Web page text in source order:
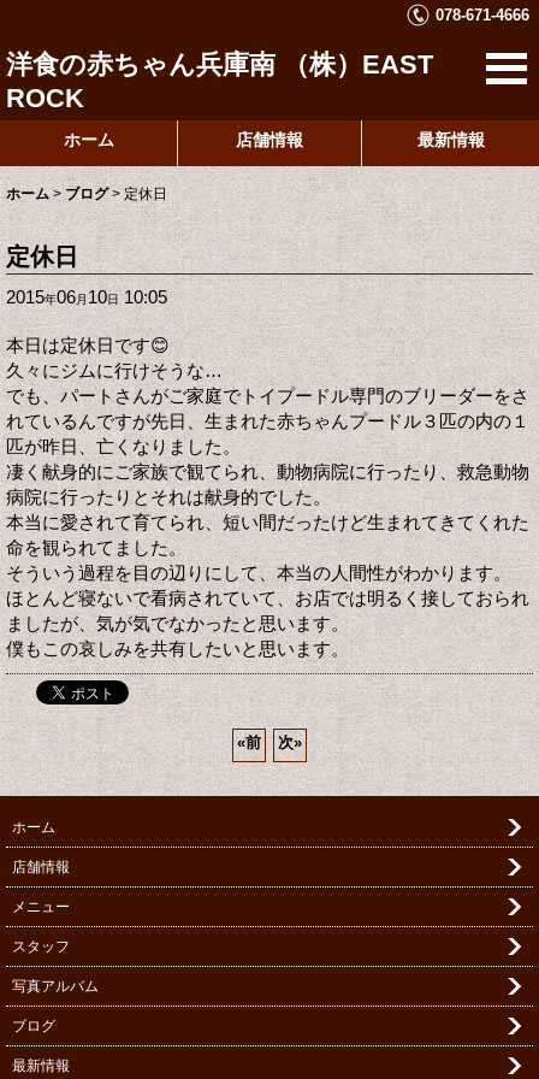
078-671-4666
洋食の赤ちゃん兵庫南 （株）EAST
ROCK
ホーム 店舗情報 最新情報
ホーム > ブログ > 定休日
定休日
2015年06月 10日10:05
本日は定休日です😊
久々にジムに行けそうな…
でも、パートさんがご家庭でトイプードル専門のブリーダーをさ
れているんですが先日、生まれた赤ちゃんプードル３匹の内の１
匹が昨日、亡くなりました。
凄く献身的にご家族で観てられ、動物病院に行ったり、救急動物
病院に行ったりとそれは献身的でした。
本当に愛されて育てられ、短い間だったけど生まれてきてくれた
命を観られてました。
そういう過程を目の辺りにして、本当の人間性がわかります。
ほとんど寝ないで看病されていて、お店では明るく接しておられ
ましたが、気が気でなかったと思います。
僕もこの哀しみを共有したいと思います。
«前 次»
ホーム
店舗情報
メニュー
スタッフ
写真アルバム
ブログ
最新情報